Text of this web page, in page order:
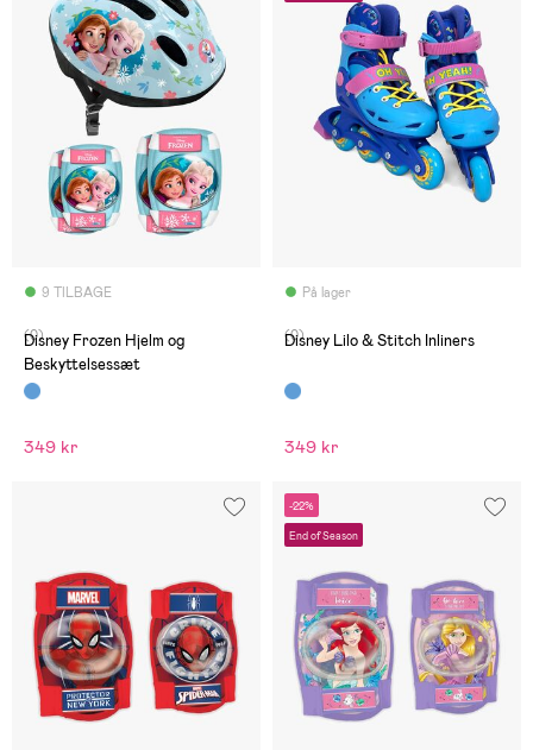
9 TILBAGE
(0)
Disney Frozen Hjelm og
Beskyttelsessæt
349 kr
På lager
(0)
Disney Lilo & Stitch Inliners
349 kr
-22%
End of Season